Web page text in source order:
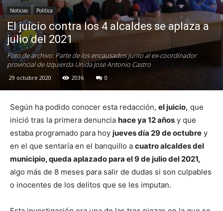
Noticias Política
El juicio contra los 4 alcaldes se aplaza a
julio del 2021
Foto de archivo: Parte de los encausados junto al ex-coordinador
provincial de Izquierda Unida Jose Antonio Castro
29 octubre 2020 2036 0
Según ha podido conocer esta redacción, el juicio, que
inició tras la primera denuncia hace ya 12 años y que
estaba programado para hoy jueves día 29 de octubre y
en el que sentaría en el banquillo a cuatro alcaldes del
municipio, queda aplazado para el 9 de julio del 2021,
algo más de 8 meses para salir de dudas si son culpables
o inocentes de los delitos que se les imputan.